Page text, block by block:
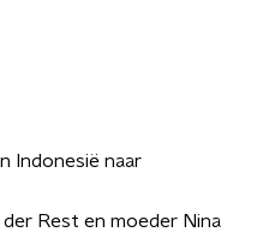
Indonesië naar
Rest en moeder Nina